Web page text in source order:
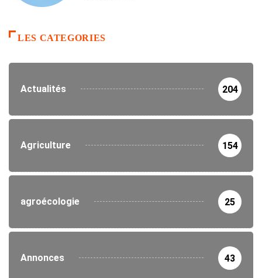
LES CATEGORIES
Actualités 204
Agriculture 154
agroécologie 25
Annonces 43